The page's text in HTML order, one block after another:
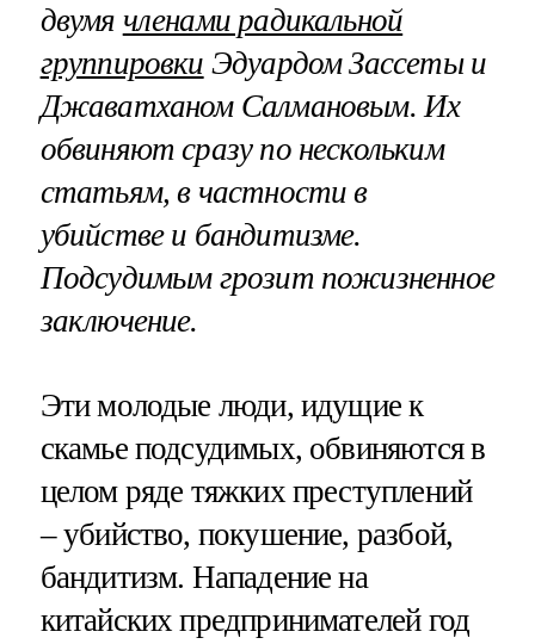
двумя членами радикальной
группировки Эдуардом Зассеты и
Джаватханом Салмановым. Их
обвиняют сразу по нескольким
статьям, в частности в
убийстве и бандитизме.
Подсудимым грозит пожизненное
заключение.
Эти молодые люди, идущие к
скамье подсудимых, обвиняются в
целом ряде тяжких преступлений
– убийство, покушение, разбой,
бандитизм. Нападение на
китайских предпринимателей год